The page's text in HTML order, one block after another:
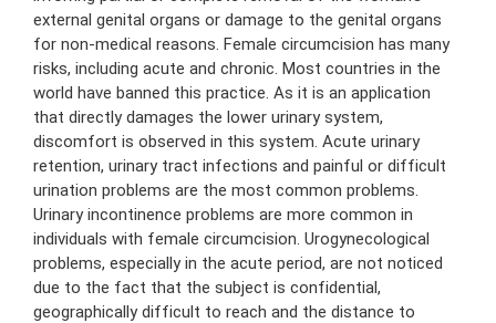
external genital organs or damage to the genital organs
for non-medical reasons. Female circumcision has many
risks, including acute and chronic. Most countries in the
world have banned this practice. As it is an application
that directly damages the lower urinary system,
discomfort is observed in this system. Acute urinary
retention, urinary tract infections and painful or difficult
urination problems are the most common problems.
Urinary incontinence problems are more common in
individuals with female circumcision. Urogynecological
problems, especially in the acute period, are not noticed
due to the fact that the subject is confidential,
geographically difficult to reach and the distance to